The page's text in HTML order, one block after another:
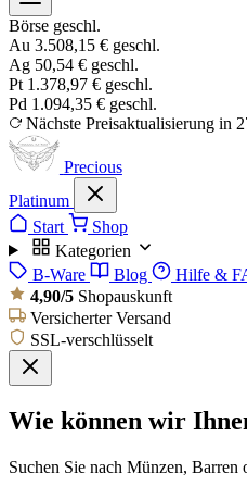
Börse geschl.
Au 3.508,15 € geschl.
Ag 50,54 € geschl.
Pt 1.378,97 € geschl.
Pd 1.094,35 € geschl.
Nächste Preisaktualisierung in
Precious
Platinum
Start
Shop
Kategorien
B-Ware
Blog Hilfe &
4,90/5 Shopauskunft
Versicherter Versand
SSL-verschlüsselt
Wie können wir
Suchen Sie nach Münzen,